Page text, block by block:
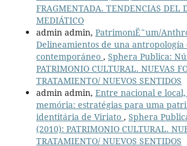
FRAGMENTADA. TENDENCIAS DEL
MEDIÁTICO
admin admin, PatrimonıË˜um/
Delineamientos de una antropología
contemporáneo , Sphera Publica:
PATRIMONIO CULTURAL. NUEVAS
TRATAMIENTO/ NUEVOS SENTIDOS
admin admin, Entre nacional e
memória: estratégias para uma
identitária de Viriato , Sphera
(2010): PATRIMONIO CULTURAL.
TRATAMIENTO/ NUEVOS SENTIDOS